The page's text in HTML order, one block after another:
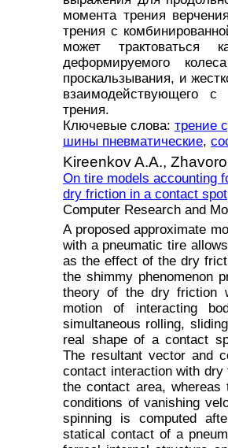
момента трения
трения с
может трактоваться
деформируемого
проскальзывания, и
взаимодействующего
трения.
Ключевые слова: трение
шины пневматические,
Kireenkov A.A.,
On tire models accounting
dry friction in a contact spot
Computer Research and
A proposed approximate
with a pneumatic tire
as the effect of the dry
the shimmy phenomenon
theory of the dry friction
motion of interacting
simultaneous rolling,
real shape of a contact
The resultant vector and
contact interaction with
the contact area,
conditions of vanishing
spinning is computed
statical contact of a